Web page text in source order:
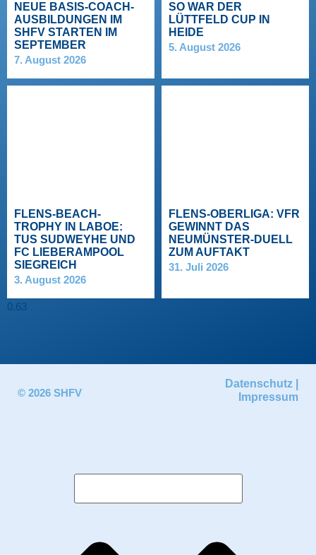
NEUE BASIS-COACH-
AUSBILDUNGEN IM
SHFV STARTEN IM
SEPTEMBER
7. August 2026
SO WAR DER
LÜTTFELD CUP IN
HEIDE
5. August 2026
FLENS-BEACH-
TROPHY IN LABOE:
TUS SUDWEYHE UND
FC LIEBERAMPOOL
SIEGREICH
3. August 2026
FLENS-OBERLIGA: VFR
GEWINNT DAS
NEUMÜNSTER-DUELL
ZUM AUFTAKT
31. Juli 2026
© 2026 SHFV
Datenschutz
Impressum